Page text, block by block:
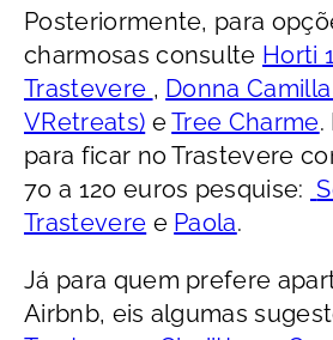
Posteriormente, para
charmosas consulte Horti
Trastevere , Donna
VRetreats) eTree Charme.
para ficar no Trastevere
70 a 120 euros pesquise:
Trastevere e Paola.
Já para quem prefere
Airbnb, eis algumas